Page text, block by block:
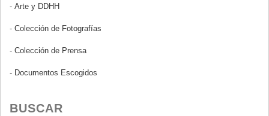
- Arte y DDHH
- Colección de Fotografías
- Colección de Prensa
- Documentos Escogidos
BUSCAR